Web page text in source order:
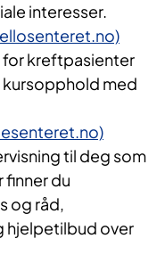
interesser.
for kreftpasienter
med
til deg som
finner du
og råd,
hjelpetilbud over